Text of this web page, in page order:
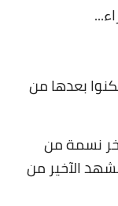
...
بعدها من
نسمة من
الآخير من